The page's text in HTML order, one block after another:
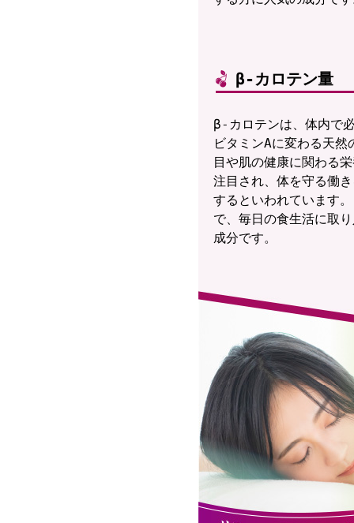
β-カロテン量
β-カロテンは、体内で
ビタミンAに変わる天然
目や肌の健康に関わる
注目され、体を守る働
するといわれています
で、毎日の食生活に取
成分です。